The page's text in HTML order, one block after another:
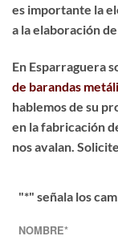
es importante la
a la elaboración
En Esparraguera
de barandas
hablemos de su
en la fabricación
nos avalan.
"*" señala los
NOMBRE*